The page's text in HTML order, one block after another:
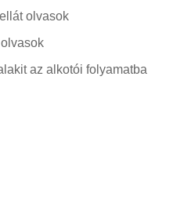
olvasok
az alkotói folyamatba